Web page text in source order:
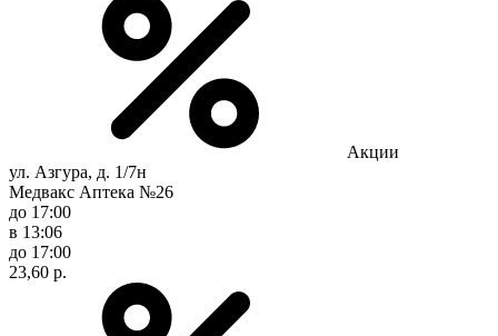
Акции
ул. Азгура, д. 1/7н
Медвакс Аптека №26
до 17:00
в 13:06
до 17:00
23,60 р.